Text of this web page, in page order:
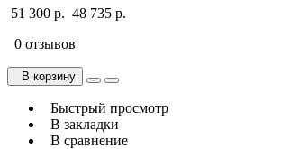
51 300 р. 48 735 р.
0 отзывов
В корзину
Быстрый просмотр
В закладки
В сравнение